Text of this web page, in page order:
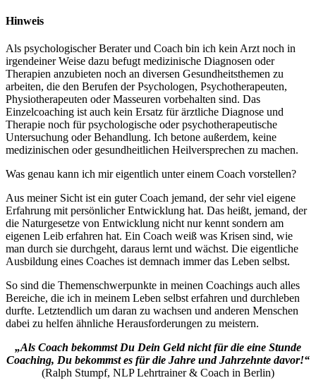
Hinweis
Als psychologischer Berater und Coach bin ich kein Arzt noch in
irgendeiner Weise dazu befugt medizinische Diagnosen oder
Therapien anzubieten noch an diversen Gesundheitsthemen zu
arbeiten, die den Berufen der Psychologen, Psychotherapeuten,
Physiotherapeuten oder Masseuren vorbehalten sind. Das
Einzelcoaching ist auch kein Ersatz für ärztliche Diagnose und
Therapie noch für psychologische oder psychotherapeutische
Untersuchung oder Behandlung. Ich betone außerdem, keine
medizinischen oder gesundheitlichen Heilversprechen zu machen.
Was genau kann ich mir eigentlich unter einem Coach vorstellen?
Aus meiner Sicht ist ein guter Coach jemand, der sehr viel eigene
Erfahrung mit persönlicher Entwicklung hat. Das heißt, jemand, der
die Naturgesetze von Entwicklung nicht nur kennt sondern am
eigenen Leib erfahren hat. Ein Coach weiß was Krisen sind, wie
man durch sie durchgeht, daraus lernt und wächst. Die eigentliche
Ausbildung eines Coaches ist demnach immer das Leben selbst.
So sind die Themenschwerpunkte in meinen Coachings auch alles
Bereiche, die ich in meinem Leben selbst erfahren und durchleben
durfte. Letztendlich um daran zu wachsen und anderen Menschen
dabei zu helfen ähnliche Herausforderungen zu meistern.
„Als Coach bekommst Du Dein Geld nicht für die eine Stunde
Coaching, Du bekommst es für die Jahre und Jahrzehnte davor!“
(Ralph Stumpf, NLP Lehrtrainer & Coach in Berlin)